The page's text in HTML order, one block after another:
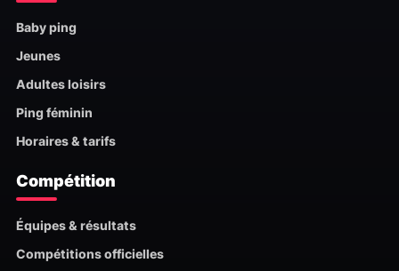
Baby ping
Jeunes
Adultes loisirs
Ping féminin
Horaires & tarifs
Compétition
Équipes & résultats
Compétitions officielles